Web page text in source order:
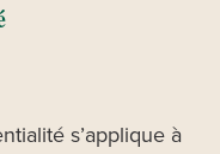
s’applique à